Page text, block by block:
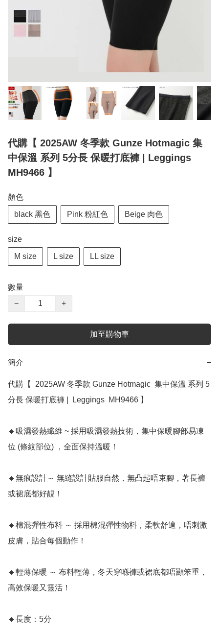
代購【 2025AW 冬季款 Gunze Hotmagic 集
中保溫 系列 5分長 保暖打底褲 | Leggings
MH9466 】
顏色
black 黑色 Pink 粉紅色 Beige 肉色
size
M size L size LL size
數量
−
+
加至購物車
簡介 −
代購【  2025AW 冬季款 Gunze Hotmagic  集中保溫 系列 5
分長 保暖打底褲 |  Leggings  MH9466 】
🔹吸濕發熱纖維 ~ 採用吸濕發熱技術，集中保暖腳部易凍
位 (條紋部位) ，全面保持溫暖！
🔹無痕設計～ 無縫設計貼服自然，無凸起唔束腳，著長褲
或裙底都好靚！
🔹棉混彈性布料 ～ 採用棉混彈性物料，柔軟舒適，唔刺激
皮膚，貼合每個動作！
🔹輕薄保暖 ～ 布料輕薄，冬天穿喺褲或裙底都唔顯笨重，
高效保暖又靈活！
🔹長度：5分